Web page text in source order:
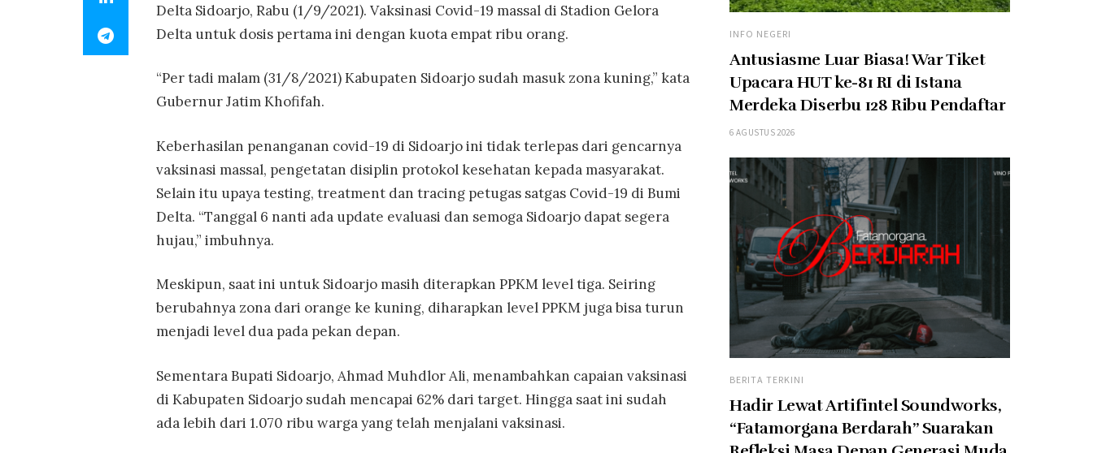
Delta Sidoarjo, Rabu (1/9/2021). Vaksinasi Covid-19 massal di Stadion Gelora
Delta untuk dosis pertama ini dengan kuota empat ribu orang.
“Per tadi malam (31/8/2021) Kabupaten Sidoarjo sudah masuk zona kuning,” kata
Gubernur Jatim Khofifah.
Keberhasilan penanganan covid-19 di Sidoarjo ini tidak terlepas dari gencarnya
vaksinasi massal, pengetatan disiplin protokol kesehatan kepada masyarakat.
Selain itu upaya testing, treatment dan tracing petugas satgas Covid-19 di Bumi
Delta. “Tanggal 6 nanti ada update evaluasi dan semoga Sidoarjo dapat segera
hujau,” imbuhnya.
Meskipun, saat ini untuk Sidoarjo masih diterapkan PPKM level tiga. Seiring
berubahnya zona dari orange ke kuning, diharapkan level PPKM juga bisa turun
menjadi level dua pada pekan depan.
Sementara Bupati Sidoarjo, Ahmad Muhdlor Ali, menambahkan capaian vaksinasi
di Kabupaten Sidoarjo sudah mencapai 62% dari target. Hingga saat ini sudah
ada lebih dari 1.070 ribu warga yang telah menjalani vaksinasi.
INFO NEGERI
Antusiasme Luar Biasa! War Tiket
Upacara HUT ke-81 RI di Istana
Merdeka Diserbu 128 Ribu Pendaftar
6 AGUSTUS 2026
BERITA TERKINI
Hadir Lewat Artifintel Soundworks,
“Fatamorgana Berdarah” Suarakan